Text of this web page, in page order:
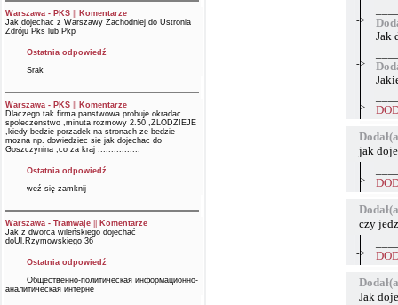
Warszawa - PKS
Komentarze
Jak dojechac z Warszawy Zachodniej do Ustronia
Zdróju Pks lub Pkp
Ostatnia odpowiedź
Srak
Warszawa - PKS
Komentarze
Dlaczego tak firma panstwowa probuje okradac
spoleczenstwo ,minuta rozmowy 2.50 ,ZLODZIEJE
,kiedy bedzie porzadek na stronach ze bedzie
mozna np. dowiedziec sie jak dojechac do
Goszczynina ,co za kraj ................
Ostatnia odpowiedź
weź się zamknij
Warszawa - Tramwaje
Komentarze
Jak z dworca wileńskiego dojechać
doUl.Rzymowskiego 36
Ostatnia odpowiedź
Общественно-политическая информационно-
аналитическая интерне
->
Jak
->
->
jak
->
czy
->
Jak